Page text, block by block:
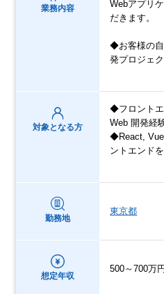
業務内容
Webアプリ
だきます。
◆お客様の自
発プロジェ
対象となる方
◆フロント
Web 開発経
◆React,
ントエンド
勤務地
東京都
想定年収
500～700万円